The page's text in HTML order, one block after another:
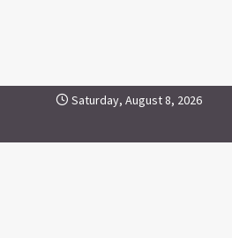
Skip to content
聖靈之旅 (普通話)
Saturday, August 8, 2026